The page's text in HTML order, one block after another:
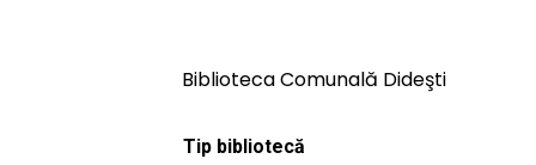
Biblioteca Comunală Dideşti
Tip bibliotecă